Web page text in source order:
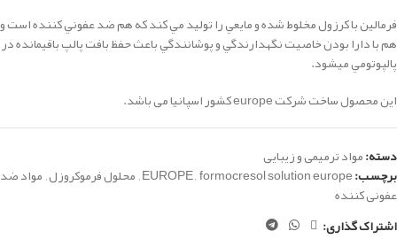
فرمالين با كرزول مخلوط شده و مايعي را توليد مي كند كه هم ضد عفوني كننده است و
هم با دارا بودن خاصيت نگهدارندگي و پوشانندگي باعث حفظ بافت پالپ باقيمانده در
پالپوتومي ميشود.
این محصول ساخت شرکت europe کشور اسپانیا می باشد.
دسته:مواد ترمیمی و زیبایی
برچسب: EUROPE,formocresol solution europe
,محلول فرموکروزل,مواد ضد
عفونی کننده
اشتراک گذاری: